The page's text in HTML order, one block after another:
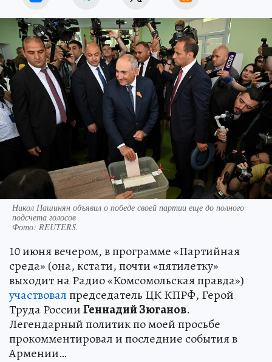
Никол Пашинян объявил о победе своей партии еще до полного
подсчета голосов
Фото: REUTERS.
10 июня вечером, в программе «Партийная
среда» (она, кстати, почти «пятилетку»
выходит на Радио «Комсомольская правда»)
участвовалпредседатель ЦК КПРФ, Герой
Труда РоссииГеннадий Зюганов.
Легендарный политик по моей просьбе
прокомментировал и последние события в
Армении…